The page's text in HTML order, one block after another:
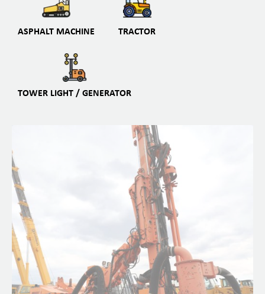
ASPHALT MACHINE TRACTOR
TOWER LIGHT / GENERATOR